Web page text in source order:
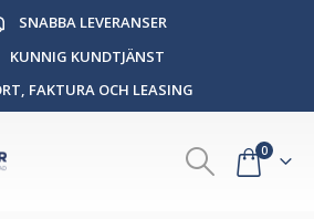
SNABBA LEVERANSER
KUNNIG KUNDTJÄNST
FAKTURA OCH LEASING
0